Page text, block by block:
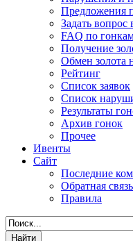
Предложения
Задать вопрос
FAQ по
Получение
Обмен золота
Рейтинг
Список заявок
Список
Результаты
Архив гонок
Прочее
Ивенты
Сайт
Последние
Обратная связь
Правила